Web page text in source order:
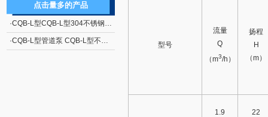
点击量多的产品
·CQB-L型CQB-L型304不锈钢磁力管道泵价格
·CQB-L型管道泵 CQB-L型不锈钢磁力管道泵 型号
流量
Q
（m3/h ）
扬程
H
（m）
1.9
22